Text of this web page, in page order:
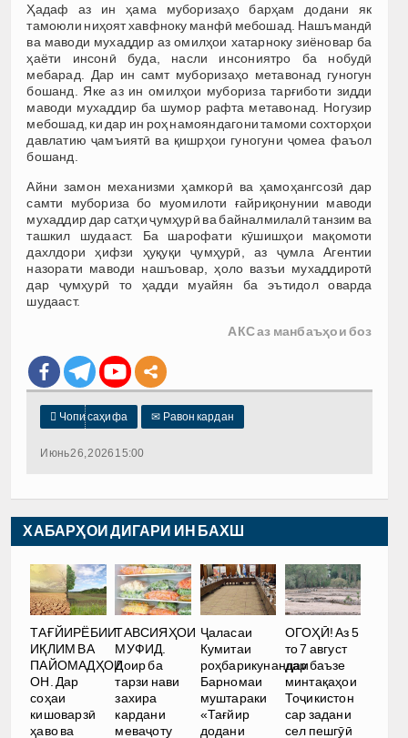
Ҳадаф аз ин ҳама муборизаҳо барҳам додани як
тамоюли ниҳоят хавфноку манфӣ мебошад. Нашъмандӣ
ва маводи мухаддир аз омилҳои хатарноку зиёновар ба
ҳаёти инсонӣ буда, насли инсониятро ба нобудӣ
мебарад. Дар ин самт муборизаҳо метавонад гуногун
бошанд. Яке аз ин омилҳои мубориза тарғиботи зидди
маводи мухаддир ба шумор рафта метавонад. Ногузир
мебошад, ки дар ин роҳ намояндагони тамоми сохторҳои
давлатию ҷамъиятӣ ва қишрҳои гуногуни ҷомеа фаъол
бошанд.
Айни замон механизми ҳамкорӣ ва ҳамоҳангсозӣ дар
самти мубориза бо муомилоти ғайриқонунии маводи
мухаддир дар сатҳи ҷумҳурӣ ва байналмилалӣ танзим ва
ташкил шудааст. Ба шарофати кӯшишҳои мақомоти
дахлдори ҳифзи ҳуқуқи ҷумҳурӣ, аз ҷумла Агентии
назорати маводи нашъовар, ҳоло вазъи мухаддиротӣ
дар ҷумҳурӣ то ҳадди муайян ба эътидол оварда
шудааст.
АКС аз манбаъҳои боз
 Чопи саҳифа ✉ Равон кардан
Июнь 26, 2026 15:00
ХАБАРҲОИ ДИГАРИ ИН БАХШ
ТАҒЙИРЁБИИ
ИҚЛИМ ВА
ПАЙОМАДҲОИ
ОН. Дар
соҳаи
кишоварзӣ
ҳаво ва
ТАВСИЯҲОИ
МУФИД.
Доир ба
тарзи нави
захира
кардани
меваҷоту
Ҷаласаи
Кумитаи
роҳбарикунандаи
Барномаи
муштараки
«Тағйир
додани
ОГОҲӢ! Аз 5
то 7 август
дар баъзе
минтақаҳои
Тоҷикистон
сар задани
сел пешгӯӣ